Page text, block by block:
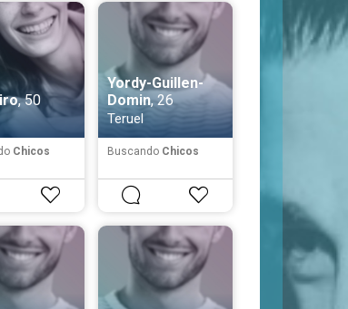
, 50
Chicos
Yordy-Guillen-
Domin, 26
Teruel
Buscando Chicos